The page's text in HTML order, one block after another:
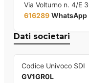
Via Volturno n. 4/E
616289 WhatsApp
Dati societari
Codice Univoco SDI
GV1GR0L